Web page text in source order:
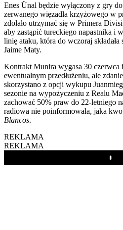
Enes Ünal będzie wyłączony z gry
zerwanego więzadła krzyżowego w
zdołało utrzymać się w Primera
aby zastąpić tureckiego napastnika i
linię ataku, która do wczoraj
Jaime Maty.
Kontrakt Munira wygasa 30 czerwca
ewentualnym przedłużeniu, ale
skorzystano z opcji wykupu
sezonie na wypożyczeniu z Realu
zachować 50% praw do 22-letniego
radiowa nie poinformowała, jaka
Blancos.
REKLAMA
REKLAMA
Play